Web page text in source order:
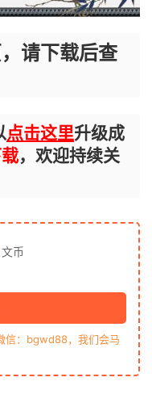
请下载后查
点击这里升级成
，欢迎持续关
文币
信：bgwd88，我们会马